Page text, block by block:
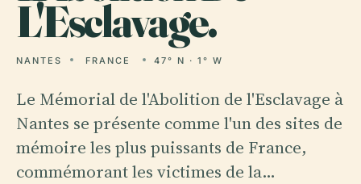
L'Esclavage.
NANTES FRANCE 47° N · 1° W
Le Mémorial de l'Abolition de l'Esclavage à
Nantes se présente comme l'un des sites de
mémoire les plus puissants de France,
commémorant les victimes de la…